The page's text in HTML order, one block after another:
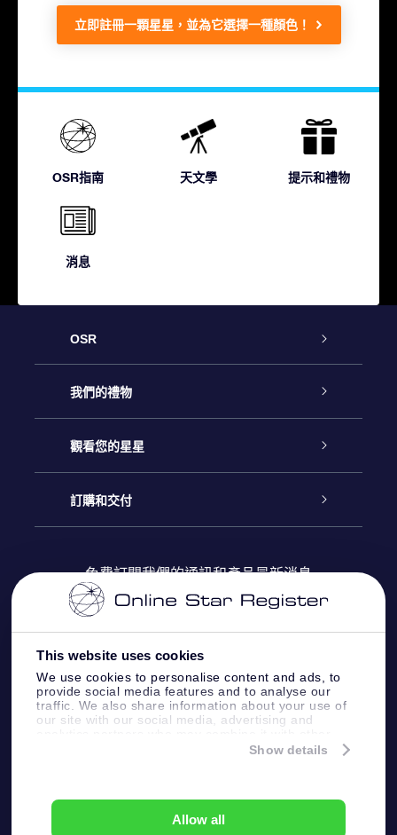
This website uses cookies
We use cookies to personalise content and ads, to
provide social media features and to analyse our
traffic. We also share information about your use of
our site with our social media, advertising and
information that you’ve provided to them or that
Show details
Allow all
立即註冊一顆星星，並為它選擇一種顏色！
OSR指南 天文學 提示和禮物
消息
OSR
客戶服務
聯繫我們
博客
評論
我們的禮物
Online Star禮物
OSR禮物包
OSR 禮物卡
公司禮品
觀看您的星星
星星注册
個性化的Star Page
One Million Stars
OSR Starsaver
訂購和交付
付款資訊
配送信息
退貨政策
免費訂閱我們的通訊和產品最新消息
客戶服務:help@osr.org